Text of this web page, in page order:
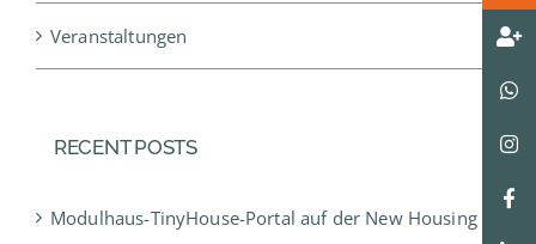
Veranstaltungen
RECENT POSTS
Modulhaus-TinyHouse-Portal auf der New Housing